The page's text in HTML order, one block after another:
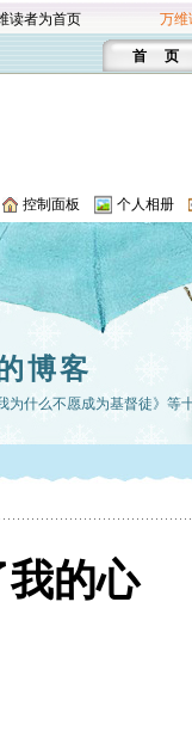
读者为首页 万维
首 页
控制面板 个人相册
博客
为什么不愿成为基督徒》等
的心